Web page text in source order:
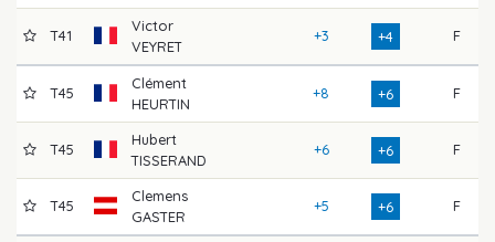
T41
Victor
VEYRET
+3 +4 F
T45
Clément
HEURTIN
+8 +6 F
T45
Hubert
TISSERAND
+6 +6 F
T45
Clemens
GASTER
+5 +6 F